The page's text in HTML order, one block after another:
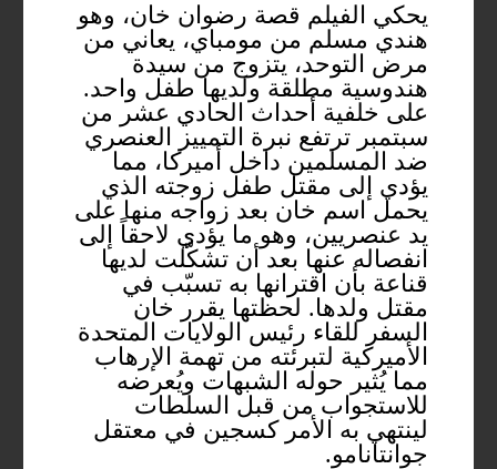
يحكي الفيلم قصة رضوان خان، وهو
هندي مسلم من مومباي، يعاني من
مرض التوحد، يتزوج من سيدة
هندوسية مطلقة ولديها طفل واحد.
على خلفية أحداث الحادي عشر من
سبتمبر ترتفع نبرة التمييز العنصري
ضد المسلمين داخل أميركا، مما
يؤدي إلى مقتل طفل زوجته الذي
يحمل اسم خان بعد زواجه منها على
يد عنصريين، وهو ما يؤدي لاحقاً إلى
انفصاله عنها بعد أن تشكّلت لديها
قناعة بأن اقترانها به تسبّب في
مقتل ولدها. لحظتها يقرر خان
السفر للقاء رئيس الولايات المتحدة
الأميركية لتبرئته من تهمة الإرهاب
مما يُثير حوله الشبهات ويُعرضه
للاستجواب من قبل السلطات
لينتهي به الأمر كسجين في معتقل
جوانتانامو.